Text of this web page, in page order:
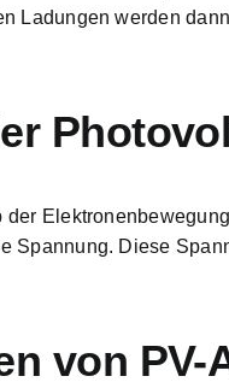
Ladungen werden
der Elektronenbewegung
Spannung. Diese
von PV-